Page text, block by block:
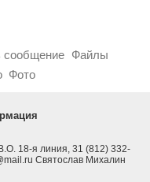
сообщение Файлы
Фото
18-я линия, 31 (812) 332-
Святослав Михалин